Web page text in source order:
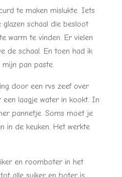
te maken mislukte. Iets
schaal die besloot
warm te vinden. Er vielen
de schaal. En toen had ik
pan paste.
door een rvs zeef over
een laagje water in kookt. In
pannetje. Soms moet je
in de keuken. Het werkte
en roomboter in het